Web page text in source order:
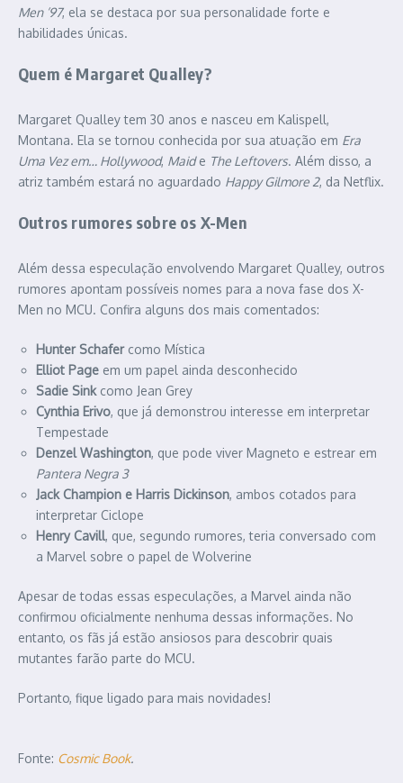
Men ’97, ela se destaca por sua personalidade forte e
habilidades únicas.
Quem é Margaret Qualley?
Margaret Qualley tem 30 anos e nasceu em Kalispell,
Montana. Ela se tornou conhecida por sua atuação em Era
Uma Vez em… Hollywood, Maide The Leftovers. Além disso, a
atriz também estará no aguardado Happy Gilmore 2, da Netflix.
Outros rumores sobre os X-Men
Além dessa especulação envolvendo Margaret Qualley, outros
rumores apontam possíveis nomes para a nova fase dos X-
Men no MCU. Confira alguns dos mais comentados:
Hunter Schafercomo Mística
Elliot Page em um papel ainda desconhecido
Sadie Sinkcomo Jean Grey
Cynthia Erivo, que já demonstrou interesse em interpretar
Tempestade
Denzel Washington, que pode viver Magneto e estrear em
Pantera Negra 3
Jack Champion e Harris Dickinson, ambos cotados para
interpretar Ciclope
Henry Cavill, que, segundo rumores, teria conversado com
a Marvel sobre o papel de Wolverine
Apesar de todas essas especulações, a Marvel ainda não
confirmou oficialmente nenhuma dessas informações. No
entanto, os fãs já estão ansiosos para descobrir quais
mutantes farão parte do MCU.
Portanto, fique ligado para mais novidades!
Fonte: Cosmic Book.